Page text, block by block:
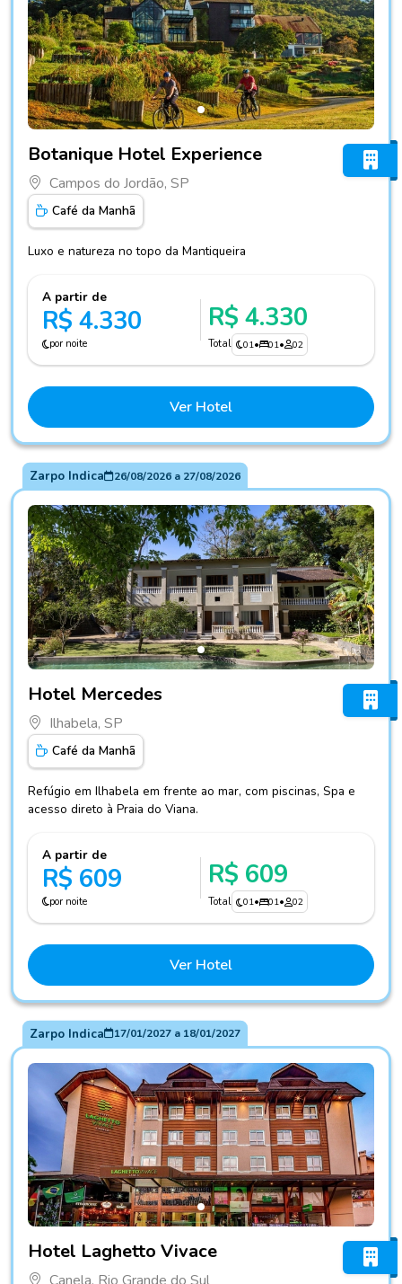
Botanique Hotel Experience
Campos do Jordão, SP
Café da Manhã
Luxo e natureza no topo da Mantiqueira
A partir de
R$ 4.330
por noite
R$ 4.330
Total 01• 01• 02
Ver Hotel
Zarpo Indica 26/08/2026a 27/08/2026
Hotel Mercedes
Ilhabela, SP
Café da Manhã
Refúgio em Ilhabela em frente ao mar, com piscinas, Spa e
acesso direto à Praia do Viana.
A partir de
R$ 609
por noite
R$ 609
Total 01• 01• 02
Ver Hotel
Zarpo Indica 17/01/2027a 18/01/2027
Hotel Laghetto Vivace